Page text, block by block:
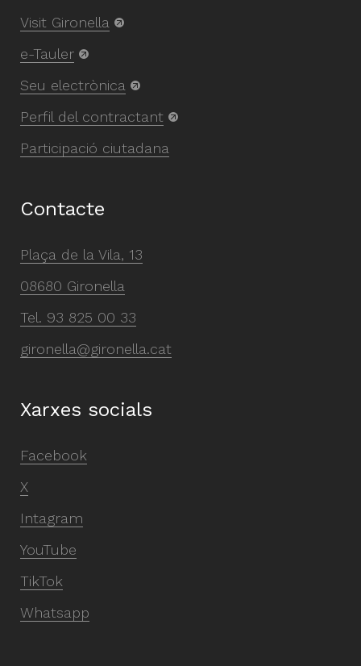
Visit Gironella
e-Tauler
Seu electrònica
Perfil del contractant
Participació ciutadana
Contacte
Plaça de la Vila, 13
08680 Gironella
Tel. 93 825 00 33
gironella@gironella.cat
Xarxes socials
Facebook
X
Intagram
YouTube
TikTok
Whatsapp